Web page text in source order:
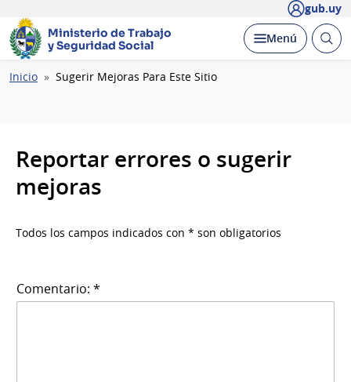
gub.uy
Ministerio de Trabajo
y Seguridad Social
Desplegar
Menú Abrir
Ruta
Inicio Sugerir Mejoras Para Este Sitio
Reportar errores o sugerir
mejoras
Todos los campos indicados con * son obligatorios
Comentario: *